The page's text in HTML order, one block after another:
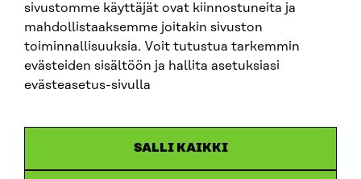
sivustomme käyttäjät ovat kiinnostuneita ja
mahdollistaaksemme joitakin sivuston
toiminnallisuuksia. Voit tutustua tarkemmin
evästeiden sisältöön ja hallita asetuksiasi
evästeasetus-sivulla
SALLI KAIKKI
LinkedIn
Instagram
YouTube